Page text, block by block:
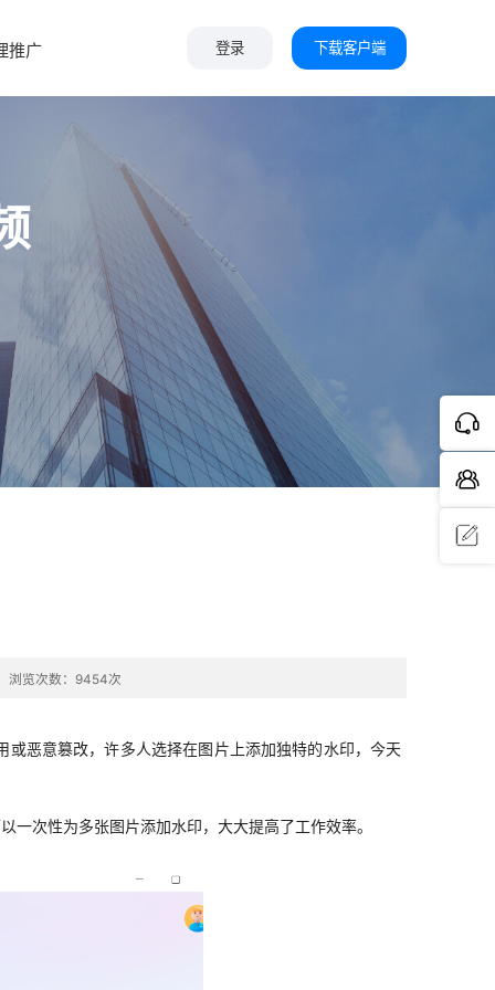
推广 登录 下载客户端
浏览次数：9454次
或恶意篡改，许多 人选择在图片上添加独特的 水印 ，今天
一次性为多张图片添加水印，大大提高了工作效率。